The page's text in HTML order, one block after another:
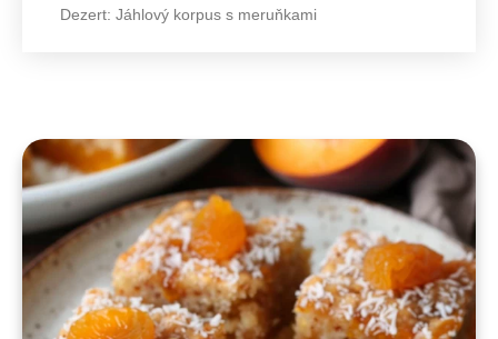
Dezert: Jáhlový korpus s meruňkami